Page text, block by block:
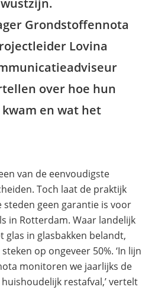
Grondstoffennota
Lovina
over hoe hun
en wat het
van de eenvoudigste
Toch laat de praktijk
geen garantie is voor
in Rotterdam. Waar landelijk
glas in glasbakken belandt,
op ongeveer 50%. ‘In lijn
monitoren we jaarlijks de
restafval,’ vertelt